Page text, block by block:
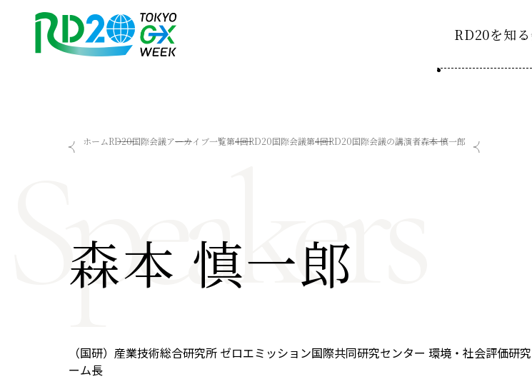
RD20を知る
ス
RD20を知る 会議成果物
Now & Future 2023
国際会議
関連イベント
2026 AI for Energy Workshop
ハイライト
お知らせ
プライバシーポリシー
ホームRD20国際会議アーカイブ一覧第4回RD20国際会議第4回RD20国際会議の講演者森本 慎一郎
Speakers
森本 慎一郎
（国研）産業技術総合研究所 ゼロエミッション国際共同研究センター 環境・社会評価研
ーム長